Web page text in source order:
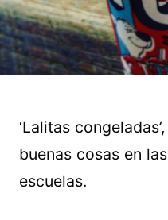
‘Lalitas
buenas cosas en
escuelas.